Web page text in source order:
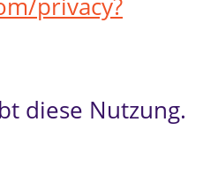
diese Nutzung.